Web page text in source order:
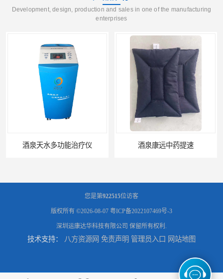
Development, design, production and sales in one of the manufacturing
enterprises
酒泉康远中药提速 中药提速增效垫渗透液哪家好
兰州中药提速脉冲治疗仪 家用中药提速治疗仪报价
您是第922515位访客
版权所有 ©2026-08-07 粤ICP备2022107469号-3
深圳运康达华科技有限公司 保留所有权利.
技术支持： 八方资源网 免责声明 管理员入口 网站地图